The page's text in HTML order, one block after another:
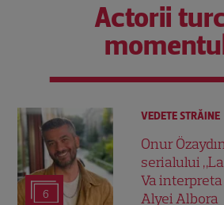
Actorii
6
VEDETE STRĂINE
Onur
serialului
Va
Alyei Albora